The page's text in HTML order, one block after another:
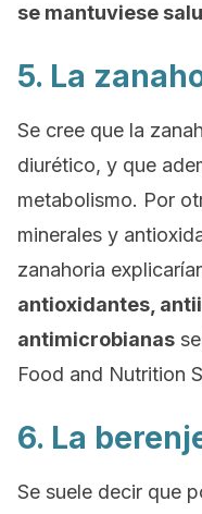
se mantuviese
5. La
Se cree que la
diurético, y que
metabolismo. Por
minerales y
zanahoria
antioxidantes,
antimicrobianas
Food and Nutrition
6. La
Se suele decir que